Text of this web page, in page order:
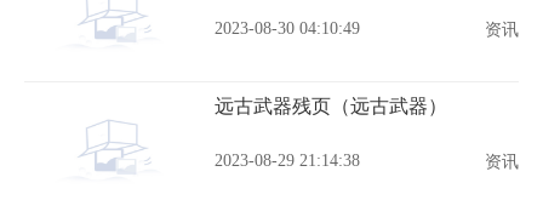
2023-08-30 04:10:49 资讯
远古武器残页（远古武器）
2023-08-29 21:14:38 资讯